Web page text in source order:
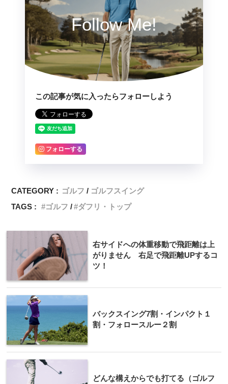
Follow Me!
この記事が気に入ったらフォローしよう
フォローする
CATEGORY : ゴルフ
ゴルフスイング
TAGS :
ゴルフ ダフリ・トップ
右サイドへの体重移動で飛距離は上
がりません 右足で飛距離UPするコ
ツ！
バックスイング7割・インパクト１
割・フォロースルー２割
どんな構えからでも打てる（ゴルフ